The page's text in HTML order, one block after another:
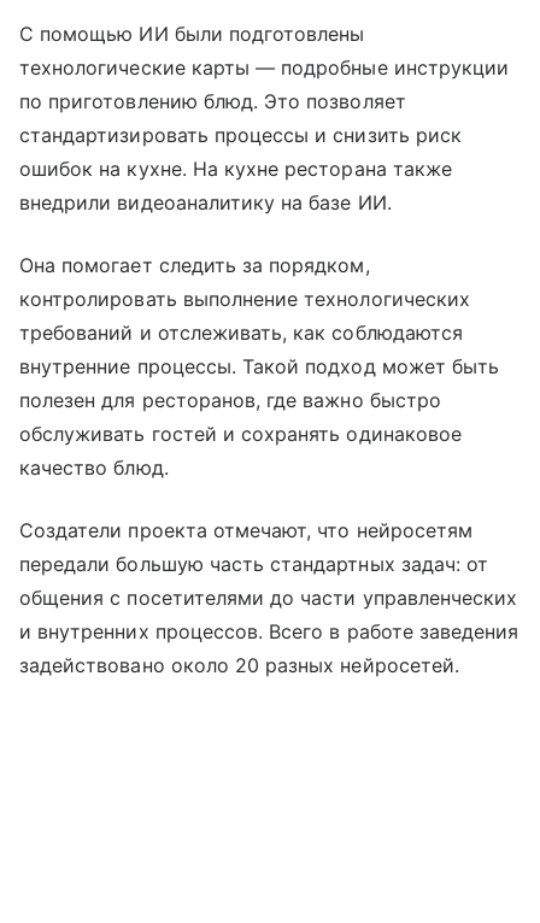
С помощью ИИ были подготовлены
технологические карты — подробные инструкции
по приготовлению блюд. Это позволяет
стандартизировать процессы и снизить риск
ошибок на кухне. На кухне ресторана также
внедрили видеоаналитику на базе ИИ.
Она помогает следить за порядком,
контролировать выполнение технологических
требований и отслеживать, как соблюдаются
внутренние процессы. Такой подход может быть
полезен для ресторанов, где важно быстро
обслуживать гостей и сохранять одинаковое
качество блюд.
Создатели проекта отмечают, что нейросетям
передали большую часть стандартных задач: от
общения с посетителями до части управленческих
и внутренних процессов. Всего в работе заведения
задействовано около 20 разных нейросетей.